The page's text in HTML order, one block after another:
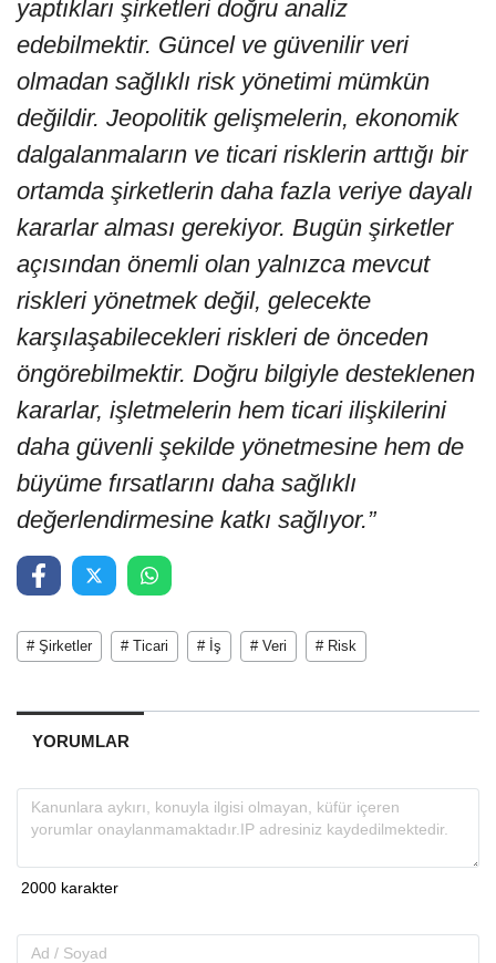
yaptıkları şirketleri doğru analiz
edebilmektir. Güncel ve güvenilir veri
olmadan sağlıklı risk yönetimi mümkün
değildir. Jeopolitik gelişmelerin, ekonomik
dalgalanmaların ve ticari risklerin arttığı bir
ortamda şirketlerin daha fazla veriye dayalı
kararlar alması gerekiyor. Bugün şirketler
açısından önemli olan yalnızca mevcut
riskleri yönetmek değil, gelecekte
karşılaşabilecekleri riskleri de önceden
öngörebilmektir. Doğru bilgiyle desteklenen
kararlar, işletmelerin hem ticari ilişkilerini
daha güvenli şekilde yönetmesine hem de
büyüme fırsatlarını daha sağlıklı
değerlendirmesine katkı sağlıyor.”
# Şirketler # Ticari # İş # Veri # Risk
YORUMLAR